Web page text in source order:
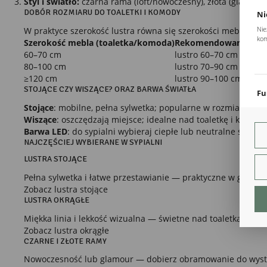
DOBÓR ROZMIARU DO TOALETKI I KOMODY
W praktyce szerokość lustra równa się szerokości mebla
Szerokość mebla (toaletka/komoda)Rekomendowany
60–70 cm
lustro 60–70 cm
80–100 cm
lustro 70–90 cm
≥120 cm
lustro 90–100 cm lub
STOJĄCE CZY WISZĄCE? ORAZ BARWA ŚWIATŁA
Stojące: mobilne, pełna sylwetka; popularne w rozmiarach
Wiszące: oszczędzają miejsce; idealne nad toaletkę i
Barwa LED: do sypialni wybieraj ciepłe lub neutralne światło
NAJCZĘŚCIEJ WYBIERANE W SYPIALNI
LUSTRA STOJĄCE
Pełna sylwetka i łatwe przestawianie — praktyczne w
Zobacz lustra stojące
LUSTRA OKRĄGŁE
Miękka linia i lekkość wizualna — świetne nad toaletką.
Zobacz lustra okrągłe
CZARNE I ZŁOTE RAMY
Nowoczesność lub glamour — dobierz obramowanie do